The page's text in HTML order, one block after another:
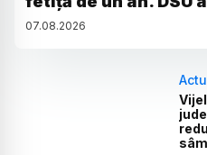
07.08.2026